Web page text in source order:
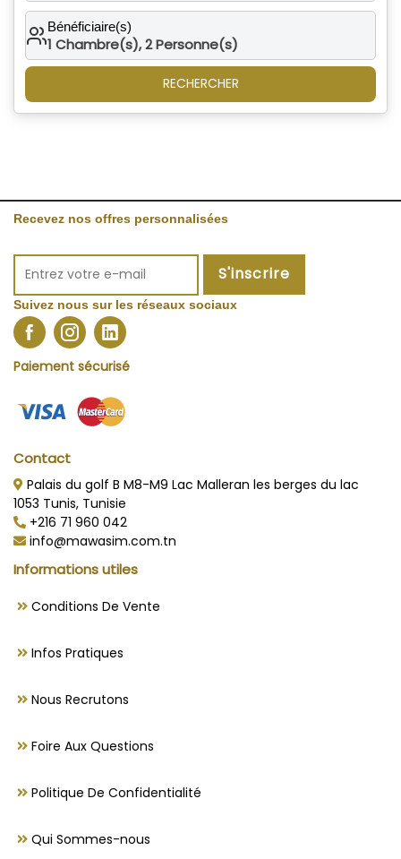
Bénéficiaire(s)
1 Chambre(s),2Personne(s)
RECHERCHER
Recevez nos offres personnalisées
S'inscrire
Suivez nous sur les réseaux sociaux
Paiement sécurisé
Contact
Palais du golf B M8-M9 Lac Malleran les berges du lac
1053 Tunis, Tunisie
+216 71 960 042
info@mawasim.com.tn
Informations utiles
Conditions De Vente
Infos Pratiques
Nous Recrutons
Foire Aux Questions
Politique De Confidentialité
Qui Sommes-nous